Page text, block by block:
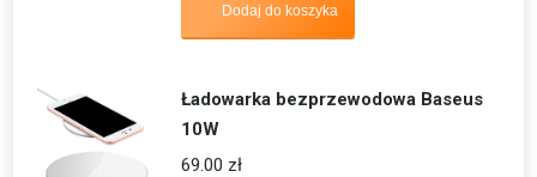
Dodaj do koszyka
Ładowarka bezprzewodowa Baseus
10W
69.00 zł